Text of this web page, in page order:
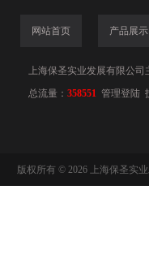
网站首页 产品展示
上海保圣实业发展有限公司
总流量： 358551 管理登陆
版权所有 © 2026 上海保圣实